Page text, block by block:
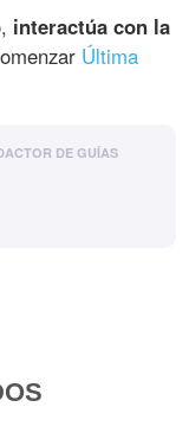
interactúa con la
Última
DE GUÍAS